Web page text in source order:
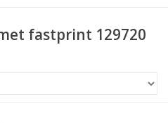
fastprint 129720